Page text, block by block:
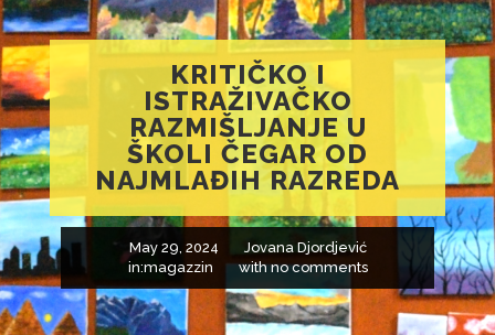
KRITIČKO I
ISTRAŽIVAČKO
RAZMIŠLJANJE U
ŠKOLI ČEGAR OD
NAJMLAĐIH RAZREDA
May 29, 2024
Jovana Djordjević
in:magazzin withno comments